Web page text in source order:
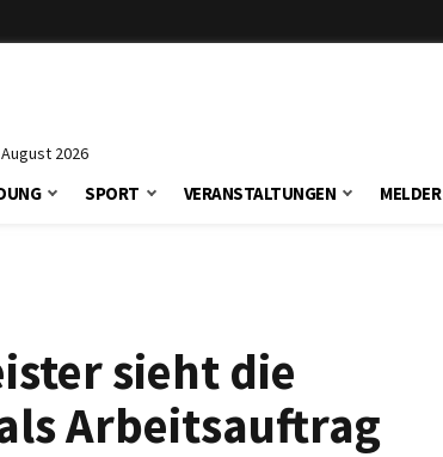
2026
SPORT VERANSTALTUNGEN MELDER
sieht die
Arbeitsauftrag